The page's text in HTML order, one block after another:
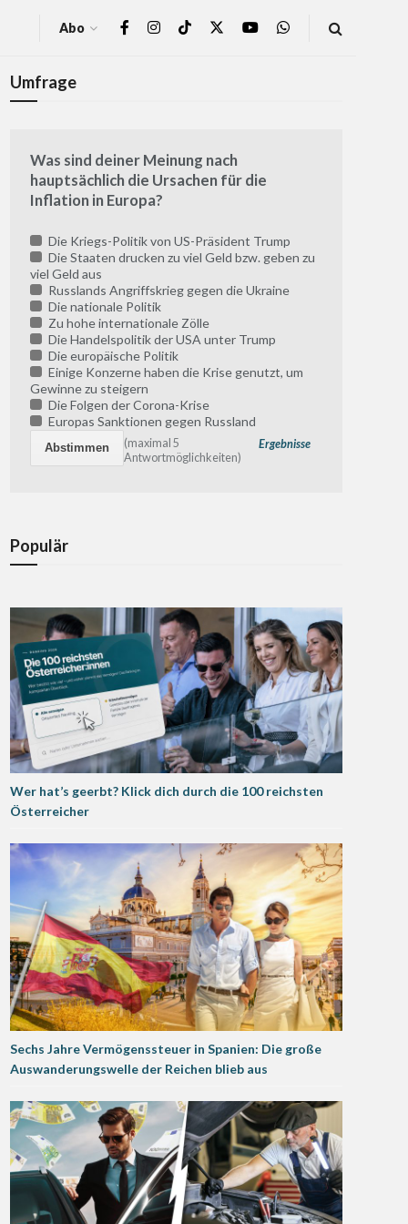
Abo
Umfrage
Was sind deiner Meinung nach
hauptsächlich die Ursachen für die
Inflation in Europa?
Die Kriegs-Politik von US-Präsident Trump
Die Staaten drucken zu viel Geld bzw. geben zu
viel Geld aus
Russlands Angriffskrieg gegen die Ukraine
Die nationale Politik
Zu hohe internationale Zölle
Die Handelspolitik der USA unter Trump
Die europäische Politik
Einige Konzerne haben die Krise genutzt, um
Gewinne zu steigern
Die Folgen der Corona-Krise
Europas Sanktionen gegen Russland
Ergebnisse
(maximal 5
Antwortmöglichkeiten)
Populär
Wer hat’s geerbt? Klick dich durch die 100 reichsten
Österreicher
Sechs Jahre Vermögenssteuer in Spanien: Die große
Auswanderungswelle der Reichen blieb aus